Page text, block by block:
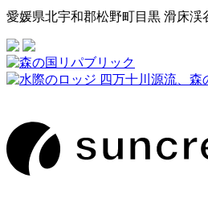
愛媛県北宇和郡松野町目黒 滑床渓